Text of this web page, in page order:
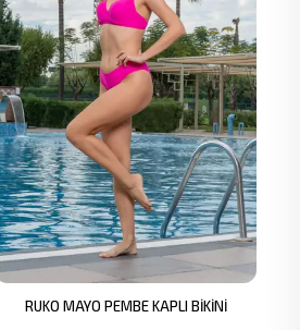
RUKO MAYO PEMBE KAPLI BİKİNİ